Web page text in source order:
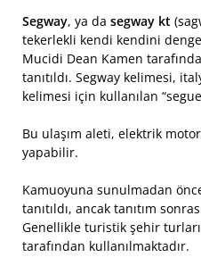
Segway, ya da segway kt
tekerlekli kendi kendini
Mucidi Dean Kamen
tanıtıldı. Segway kelimesi,
kelimesi için kullanılan
Bu ulaşım aleti, elektrik
yapabilir.
Kamuoyuna sunulmadan
tanıtıldı, ancak tanıtım
Genellikle turistik şehir
tarafından kullanılmaktadır.